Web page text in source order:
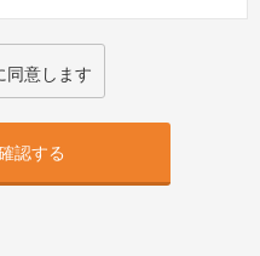
同意します
認する